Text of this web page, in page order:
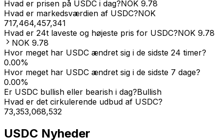
Hvad er prisen på USDC i dag?NOK 9.78
Hvad er markedsværdien af USDC?NOK
717,464,457,341
Hvad er 24t laveste og højeste pris for USDC?NOK 9.78
NOK 9.78
Hvor meget har USDC ændret sig i de sidste 24 timer?
0.00%
Hvor meget har USDC ændret sig i de sidste 7 dage?
0.00%
Er USDC bullish eller bearish i dag?Bullish
Hvad er det cirkulerende udbud af USDC?
73,353,068,532
USDC Nyheder